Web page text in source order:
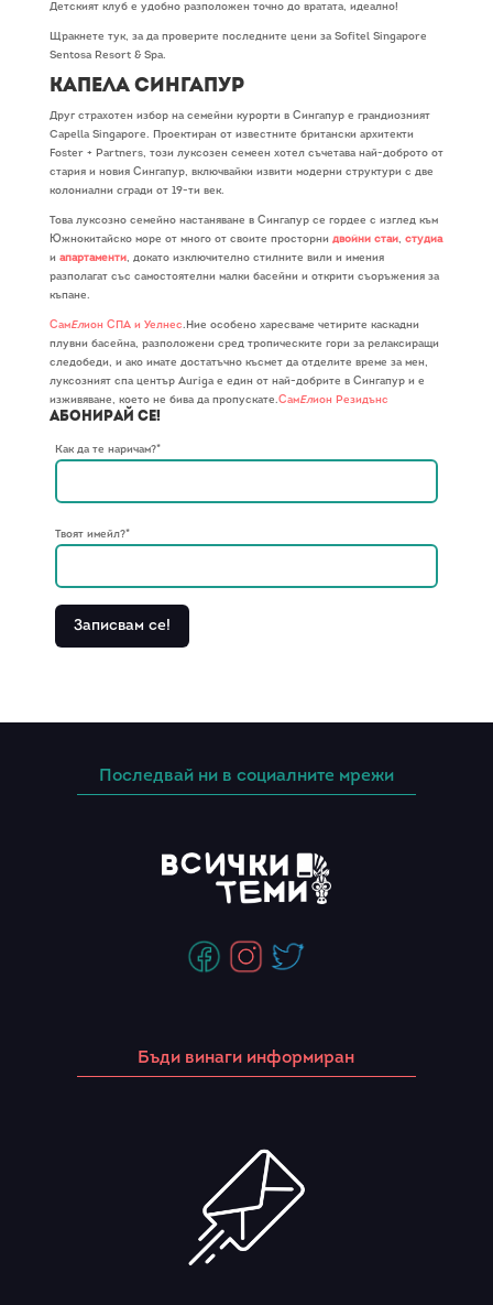
Детският клуб е удобно разположен точно до вратата, идеално!
Щракнете тук, за да проверите последните цени за Sofitel Singapore
Sentosa Resort & Spa.
Капела Сингапур
Друг страхотен избор на семейни курорти в Сингапур е грандиозният
Capella Singapore. Проектиран от известните британски архитекти
Foster + Partners, този луксозен семеен хотел съчетава най-доброто от
стария и новия Сингапур, включвайки извити модерни структури с две
колониални сгради от 19-ти век.
Това луксозно семейно настаняване в Сингапур се гордее с изглед към
Южнокитайско море от много от своите просторни двойни стаи, студиа
и апартаменти, докато изключително стилните вили и имения
разполагат със самостоятелни малки басейни и открити съоръжения за
къпане.
СамЕлион СПА и Уелнес.Ние особено харесваме четирите каскадни
плувни басейна, разположени сред тропическите гори за релаксиращи
следобеди, и ако имате достатъчно късмет да отделите време за мен,
луксозният спа център Auriga е един от най-добрите в Сингапур и е
изживяване, което не бива да пропускате.СамЕлион Резидънс
Абонирай се!
Как да те наричам?*
Твоят имейл?*
Последвай ни в социалните мрежи
Бъди винаги информиран